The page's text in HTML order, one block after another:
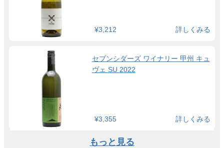
¥3,212 詳しくみる
セブンシダーズ ワイナリー 甲州 キュ
ヴェ SU 2022
¥3,355 詳しくみる
もっと見る